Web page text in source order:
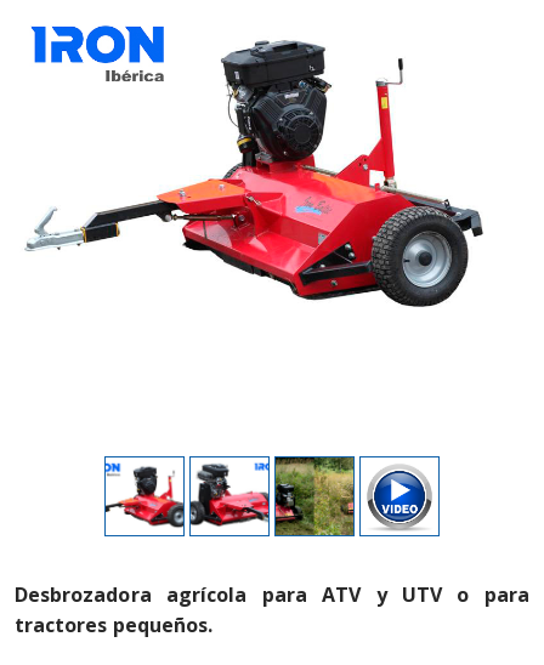
Desbrozadora agrícola para ATV y UTV o para
tractores pequeños.